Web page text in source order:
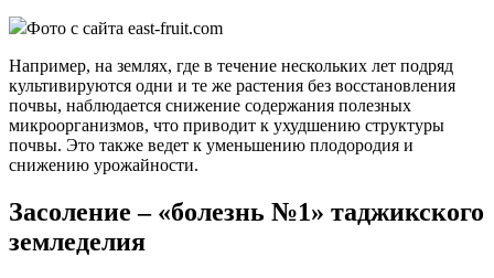
Фото с сайта east-fruit.com
Например, на землях, где в течение нескольких лет подряд
культивируются одни и те же растения без восстановления
почвы, наблюдается снижение содержания полезных
микроорганизмов, что приводит к ухудшению структуры
почвы. Это также ведет к уменьшению плодородия и
снижению урожайности.
Засоление – «болезнь №1» таджикского
земледелия